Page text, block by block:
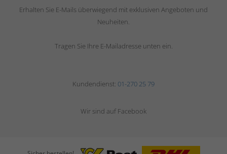
Erhalten Sie E-Mails überwiegend mit exklusiven Angeboten und
Neuheiten.
Tragen Sie Ihre E-Mailadresse unten ein.
Kundendienst: 01-270 25 79
Wir sind auf Facebook